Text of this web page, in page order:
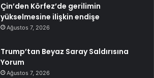
Çin’den Körfez’de gerilimin
yükselmesine ilişkin endişe
Ağustos 7, 2026
Trump’tan Beyaz Saray Saldırısına
Yorum
Ağustos 7, 2026